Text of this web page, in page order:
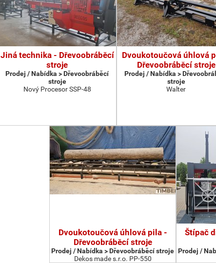
Jiná technika - Dřevoobráběcí
stroje
Prodej / Nabídka > Dřevoobráběcí
stroje
Nový Procesor SSP-48
Dvoukotoučová úhlová
Dřevoobráběcí stroje
Prodej / Nabídka >
stroje
Walter
Dvoukotoučová úhlová pila -
Dřevoobráběcí stroje
Prodej / Nabídka > Dřevoobráběcí stroje
Dekos made s.r.o. PP-550
Štípač
Prodej /